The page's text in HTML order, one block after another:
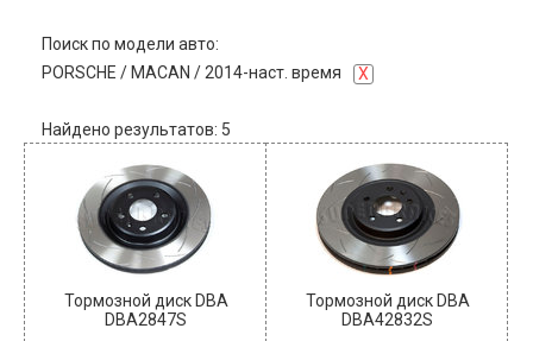
Поиск по модели авто:
PORSCHE / MACAN / 2014-наст. время X
Найдено результатов: 5
Тормозной диск DBA
DBA2847S
Тормозной диск DBA
DBA42832S